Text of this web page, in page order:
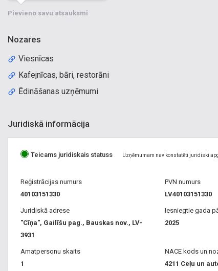
Pievieno savu atsauksmi
Nozares
Viesnīcas
Kafejnīcas, bāri, restorāni
Ēdināšanas uzņēmumi
Juridiskā informācija
Teicams juridiskais statuss Uzņēmumam nav konstatēti juridiski
Reģistrācijas numurs
40103151330
PVN numurs
LV40103151330
Juridiskā adrese
"Cīņa", Gailīšu pag., Bauskas nov., LV-
3931
Iesniegtie gada
2025
Amatpersonu skaits
1
NACE kods un
4211 Ceļu un